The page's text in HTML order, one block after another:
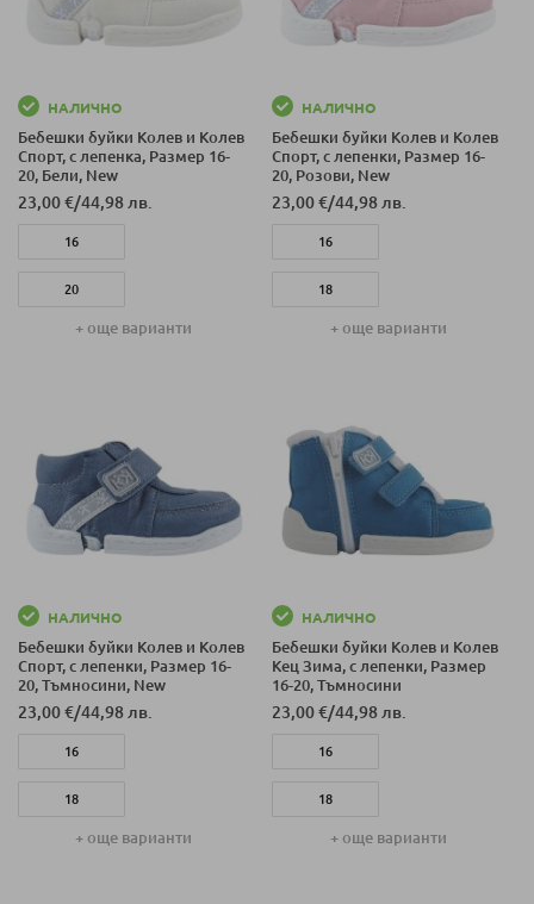
НАЛИЧНО
Бебешки буйки Колев и Колев
Спорт, с лепенка, Размер 16-
20, Бели, New
23,00 €/44,98 лв.
16
20
+ още варианти
НАЛИЧНО
Бебешки буйки Колев и Колев
Спорт, с лепенки, Размер 16-
20, Розови, New
23,00 €/44,98 лв.
16
18
+ още варианти
НАЛИЧНО
Бебешки буйки Колев и Колев
Спорт, с лепенки, Размер 16-
20, Тъмносини, New
23,00 €/44,98 лв.
16
18
+ още варианти
НАЛИЧНО
Бебешки буйки Колев и Колев
Кец Зима, с лепенки, Размер
16-20, Тъмносини
23,00 €/44,98 лв.
16
18
+ още варианти